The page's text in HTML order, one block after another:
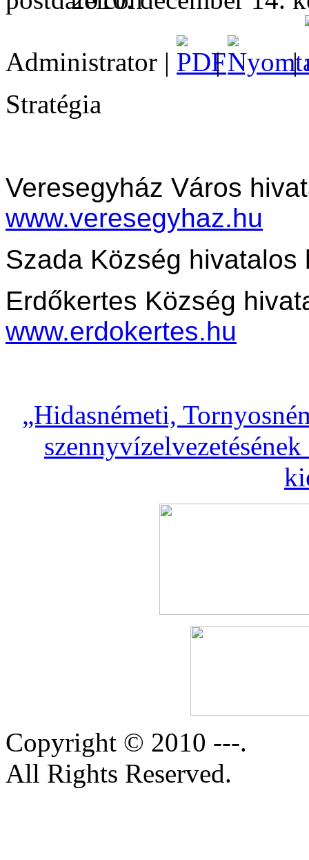
Administrator | |
|
Stratégia
Veresegyház Város
www.veresegyhaz.hu
Szada Község
Erdőkertes Község
www.erdokertes.hu
„Hidasnémeti,
Copyright © 2010 ---.
All Rights Reserved.